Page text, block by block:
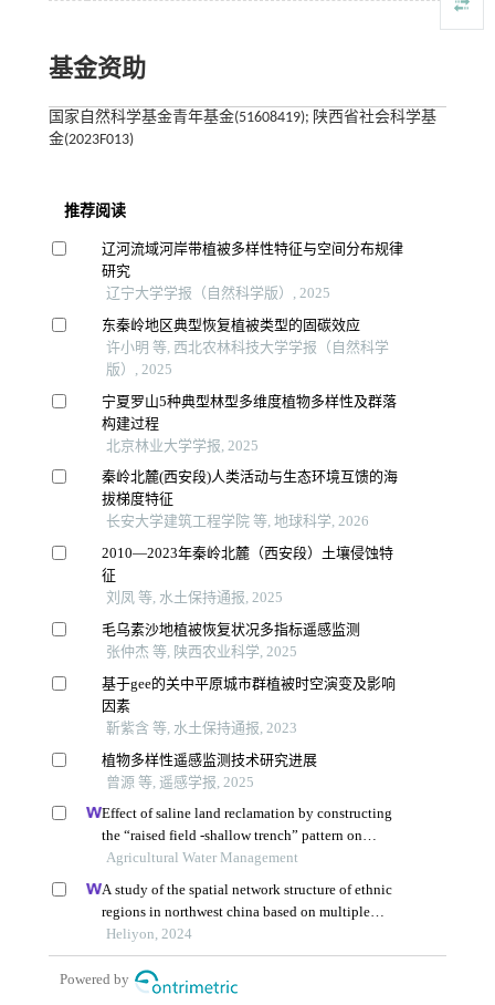
基金资助
国家自然科学基金青年基金(51608419); 陕西省社会科学基
金(2023F013)